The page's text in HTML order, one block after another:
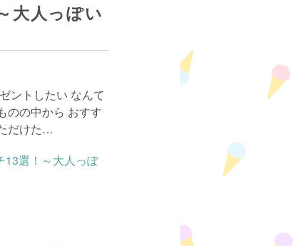
大人っぽい
ントしたい なんて
のの中から おすす
だけた…